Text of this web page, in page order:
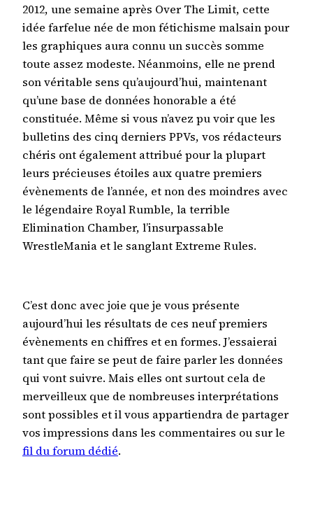
2012, une semaine après Over The Limit, cette
idée farfelue née de mon fétichisme malsain pour
les graphiques aura connu un succès somme
toute assez modeste. Néanmoins, elle ne prend
son véritable sens qu’aujourd’hui, maintenant
qu’une base de données honorable a été
constituée. Même si vous n’avez pu voir que les
bulletins des cinq derniers PPVs, vos rédacteurs
chéris ont également attribué pour la plupart
leurs précieuses étoiles aux quatre premiers
évènements de l’année, et non des moindres avec
le légendaire Royal Rumble, la terrible
Elimination Chamber, l’insurpassable
WrestleMania et le sanglant Extreme Rules.
C’est donc avec joie que je vous présente
aujourd’hui les résultats de ces neuf premiers
évènements en chiffres et en formes. J’essaierai
tant que faire se peut de faire parler les données
qui vont suivre. Mais elles ont surtout cela de
merveilleux que de nombreuses interprétations
sont possibles et il vous appartiendra de partager
vos impressions dans les commentaires ou sur le
fil du forum dédié.